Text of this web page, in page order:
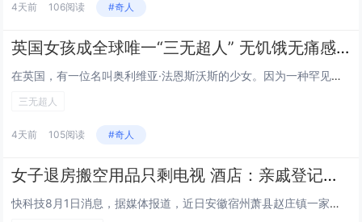
4天前 106阅读 #奇人
英国女孩成全球唯一“三无超人” 无饥饿无痛感无危险感
在英国，有一位名叫奥利维亚·法恩斯沃斯的少女。因为一种罕见的染色体缺失症，她从不感到饥饿、疼痛，甚至连危险的感觉都没有。...
三无超人
4天前 105阅读 #奇人
女子退房搬空用品只剩电视 酒店：亲戚登记的信息并承诺赔偿
快科技8月1日消息，据媒体报道，近日安徽宿州萧县赵庄镇一家酒店曝出一件退房尬事。一名女子入住酒店，退房时打包带走了客房内...